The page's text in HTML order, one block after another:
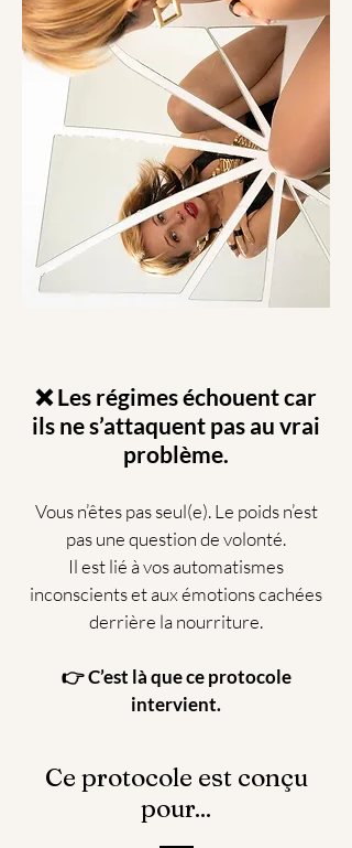
❌ Les régimes échouent car
ils ne s’attaquent pas au vrai
problème.
Vous n’êtes pas seul(e). Le poids n’est
pas une question de volonté.
Il est lié à vos automatismes
inconscients et aux émotions cachées
derrière la nourriture.
👉 C’est là que ce protocole
intervient.
Ce protocole est conçu
pour...